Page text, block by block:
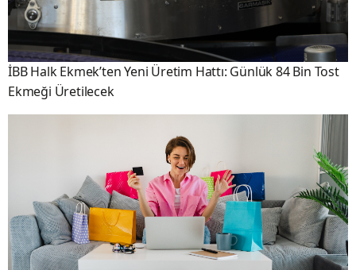
İBB Halk Ekmek’ten Yeni Üretim Hattı: Günlük 84 Bin Tost
Ekmeği Üretilecek